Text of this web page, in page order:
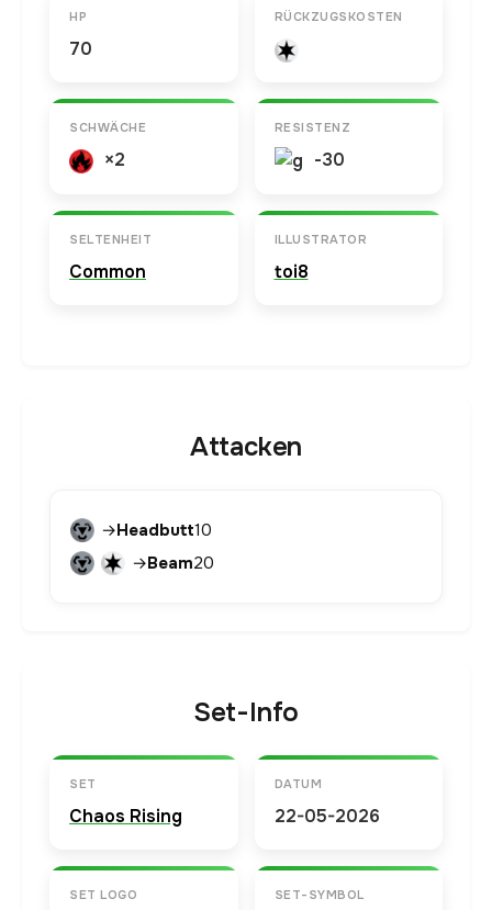
HP
70
RÜCKZUGSKOSTEN
SCHWÄCHE
×2
RESISTENZ
-30
SELTENHEIT
Common
ILLUSTRATOR
toi8
Attacken
→Headbutt10
→Beam20
Set-Info
SET
Chaos Rising
DATUM
22-05-2026
SET LOGO SET-SYMBOL